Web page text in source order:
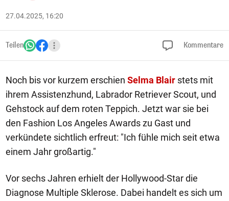
27.04.2025, 16:20
Teilen Kommentare
Noch bis vor kurzem erschien Selma Blair stets mit
ihrem Assistenzhund, Labrador Retriever Scout, und
Gehstock auf dem roten Teppich. Jetzt war sie bei
den Fashion Los Angeles Awards zu Gast und
verkündete sichtlich erfreut: "Ich fühle mich seit etwa
einem Jahr großartig."
Vor sechs Jahren erhielt der Hollywood-Star die
Diagnose Multiple Sklerose. Dabei handelt es sich um